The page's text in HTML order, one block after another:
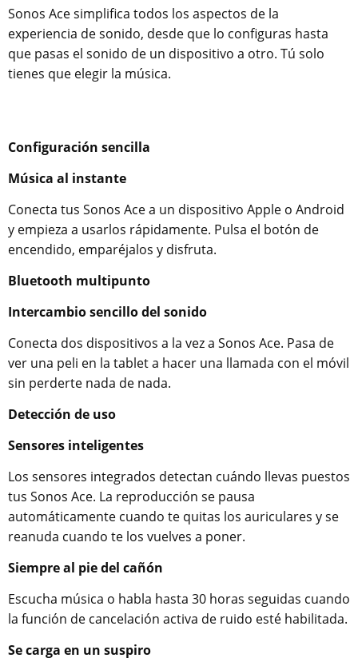
Sonos Ace simplifica todos los aspectos de la
experiencia de sonido, desde que lo configuras hasta
que pasas el sonido de un dispositivo a otro. Tú solo
tienes que elegir la música.
Configuración sencilla
Música al instante
Conecta tus Sonos Ace a un dispositivo Apple o Android
y empieza a usarlos rápidamente. Pulsa el botón de
encendido, emparéjalos y disfruta.
Bluetooth multipunto
Intercambio sencillo del sonido
Conecta dos dispositivos a la vez a Sonos Ace. Pasa de
ver una peli en la tablet a hacer una llamada con el móvil
sin perderte nada de nada.
Detección de uso
Sensores inteligentes
Los sensores integrados detectan cuándo llevas puestos
tus Sonos Ace. La reproducción se pausa
automáticamente cuando te quitas los auriculares y se
reanuda cuando te los vuelves a poner.
Siempre al pie del cañón
Escucha música o habla hasta 30 horas seguidas cuando
la función de cancelación activa de ruido esté habilitada.
Se carga en un suspiro